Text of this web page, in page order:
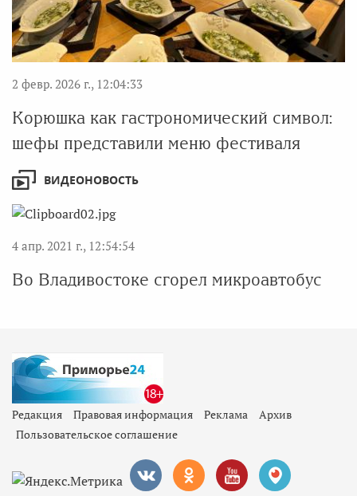
2 февр. 2026 г., 12:04:33
Корюшка как гастрономический символ:
шефы представили меню фестиваля
ВИДЕОНОВОСТЬ
4 апр. 2021 г., 12:54:54
Во Владивостоке сгорел микроавтобус
Редакция Правовая информация Реклама
Архив
Пользовательское соглашение